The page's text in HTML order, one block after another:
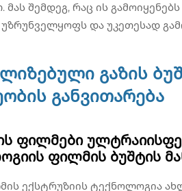
მას შემდეგ, რაც ის
უზრუნველყოფს და უკეთესად
გაზის
განვითარება
ფილმები
ფილმის ბუშტის
ექსტრუზიის ტექნოლოგია